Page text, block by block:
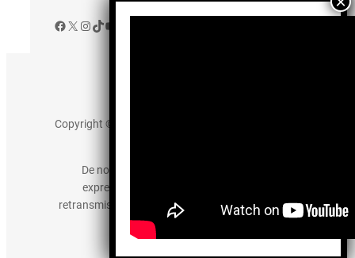
Facebook
X Instagram
TikTok
YouTube
Copyright © 2025 somos-hermanos.mx. Todos los
De no existir previa autorización, queda
expresamente prohibida la publicación,
retransmisión, edición y cualquier otro uso de los
contenidos.